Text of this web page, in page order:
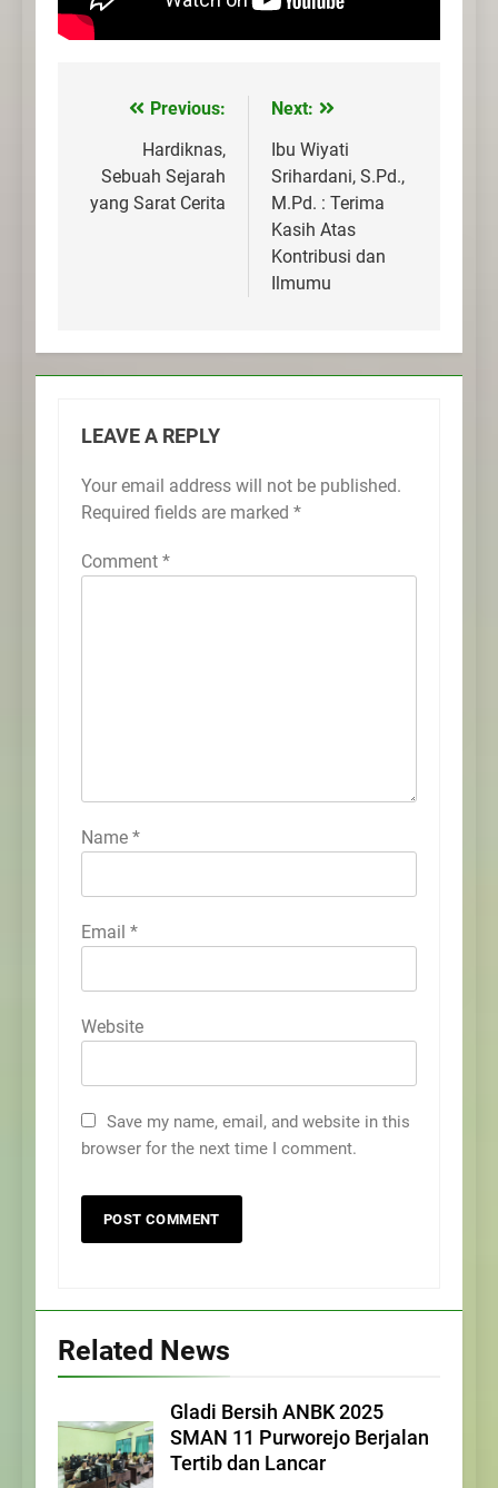
Post
navigation
Previous:
Hardiknas,
Sebuah Sejarah
yang Sarat Cerita
Next:
Ibu Wiyati
Srihardani, S.Pd.,
M.Pd. : Terima
Kasih Atas
Kontribusi dan
Ilmumu
LEAVE A REPLY
Your email address will not be published.
Required fields are marked *
Comment *
Name *
Email *
Website
Save my name, email, and website in this
browser for the next time I comment.
Related News
Gladi Bersih ANBK 2025
SMAN 11 Purworejo Berjalan
Tertib dan Lancar